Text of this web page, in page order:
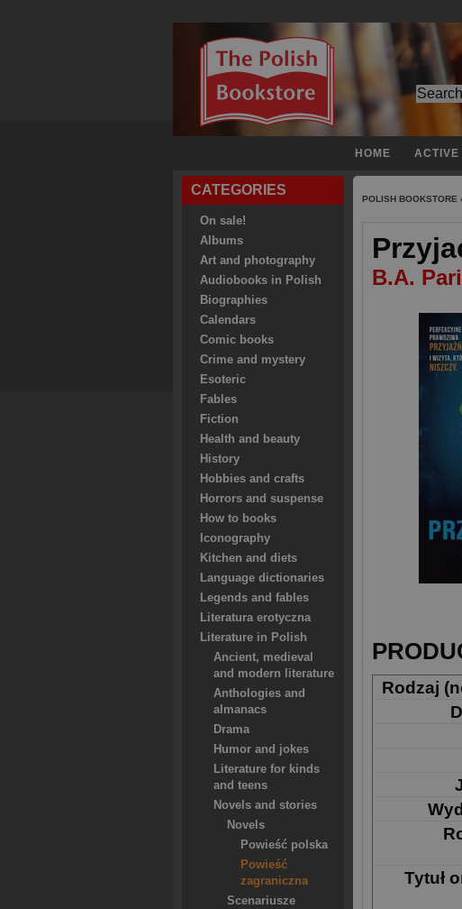
HOME ACTIVE
CATEGORIES
On sale!
Albums
Art and photography
Audiobooks in Polish
Biographies
Calendars
Comic books
Crime and mystery
Esoteric
Fables
Fiction
Health and beauty
History
Hobbies and crafts
Horrors and suspense
How to books
Iconography
Kitchen and diets
Language dictionaries
Legends and fables
Literatura erotyczna
Literature in Polish
Ancient, medieval
and modern literature
Anthologies and
almanacs
Drama
Humor and jokes
Literature for kinds
and teens
Novels and stories
Novels
Powieść polska
Powieść
zagraniczna
Scenariusze
POLISH BOOKSTORE
B.A.
Rodzaj
Tytuł